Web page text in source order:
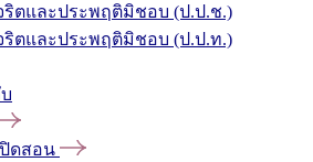
ริตและประพฤติมิชอบ (ป.ป.ช.)
ริตและประพฤติมิชอบ (ป.ป.ท.)
ดสอน